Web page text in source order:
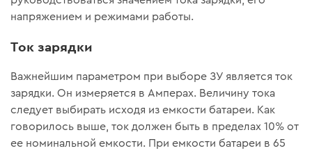
напряжением и режимами работы.
Ток зарядки
Важнейшим параметром при выборе ЗУ является ток
зарядки. Он измеряется в Амперах. Величину тока
следует выбирать исходя из емкости батареи. Как
говорилось выше, ток должен быть в пределах 10% от
ее номинальной емкости. При емкости батареи в 65